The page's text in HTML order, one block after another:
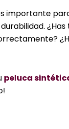
importante
peluca